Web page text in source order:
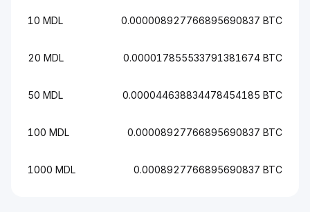
10 MDL 0.000008927766895690837 BTC
20 MDL 0.000017855533791381674 BTC
50 MDL 0.000044638834478454185 BTC
100 MDL 0.00008927766895690837 BTC
1000 MDL 0.0008927766895690837 BTC